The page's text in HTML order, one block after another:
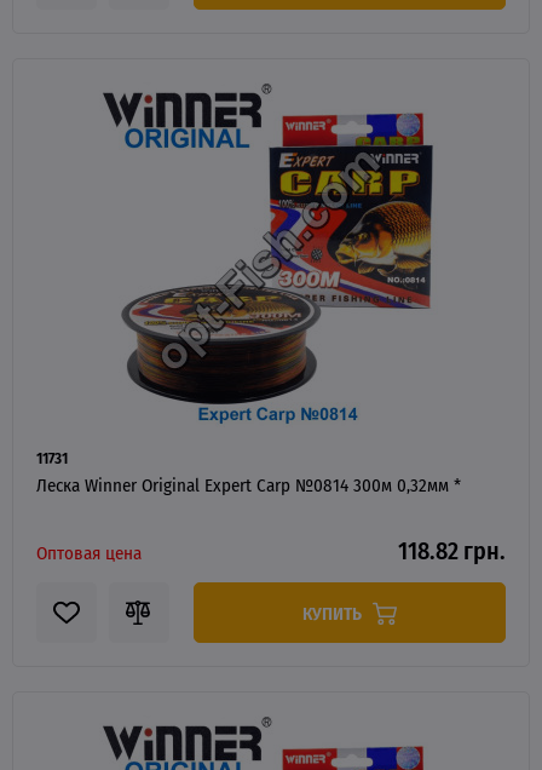
11731
Леска Winner Original Expert Carp №0814 300м 0,32мм *
Оптовая цена 118.82 грн.
КУПИТЬ